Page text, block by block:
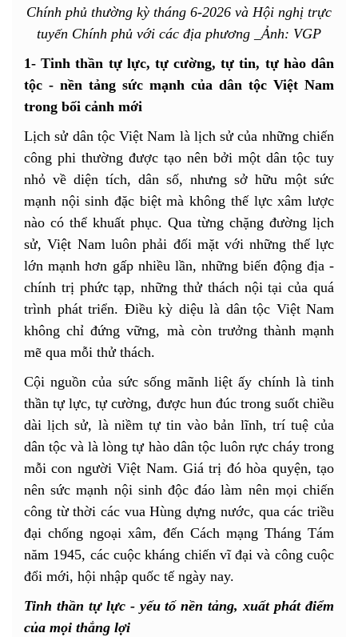
Chính phủ thường kỳ tháng 6-2026 và Hội nghị trực
tuyến Chính phủ với các địa phương _Ảnh: VGP
1- Tinh thần tự lực, tự cường, tự tin, tự hào dân
tộc - nền tảng sức mạnh của dân tộc Việt Nam
trong bối cảnh mới
Lịch sử dân tộc Việt Nam là lịch sử của những chiến
công phi thường được tạo nên bởi một dân tộc tuy
nhỏ về diện tích, dân số, nhưng sở hữu một sức
mạnh nội sinh đặc biệt mà không thế lực xâm lược
nào có thể khuất phục. Qua từng chặng đường lịch
sử, Việt Nam luôn phải đối mặt với những thế lực
lớn mạnh hơn gấp nhiều lần, những biến động địa -
chính trị phức tạp, những thử thách nội tại của quá
trình phát triển. Điều kỳ diệu là dân tộc Việt Nam
không chỉ đứng vững, mà còn trưởng thành mạnh
mẽ qua mỗi thử thách.
Cội nguồn của sức sống mãnh liệt ấy chính là tinh
thần tự lực, tự cường, được hun đúc trong suốt chiều
dài lịch sử, là niềm tự tin vào bản lĩnh, trí tuệ của
dân tộc và là lòng tự hào dân tộc luôn rực cháy trong
mỗi con người Việt Nam. Giá trị đó hòa quyện, tạo
nên sức mạnh nội sinh độc đáo làm nên mọi chiến
công từ thời các vua Hùng dựng nước, qua các triều
đại chống ngoại xâm, đến Cách mạng Tháng Tám
năm 1945, các cuộc kháng chiến vĩ đại và công cuộc
đổi mới, hội nhập quốc tế ngày nay.
Tinh thần tự lực - yếu tố nền tảng, xuất phát điểm
của mọi thắng lợi